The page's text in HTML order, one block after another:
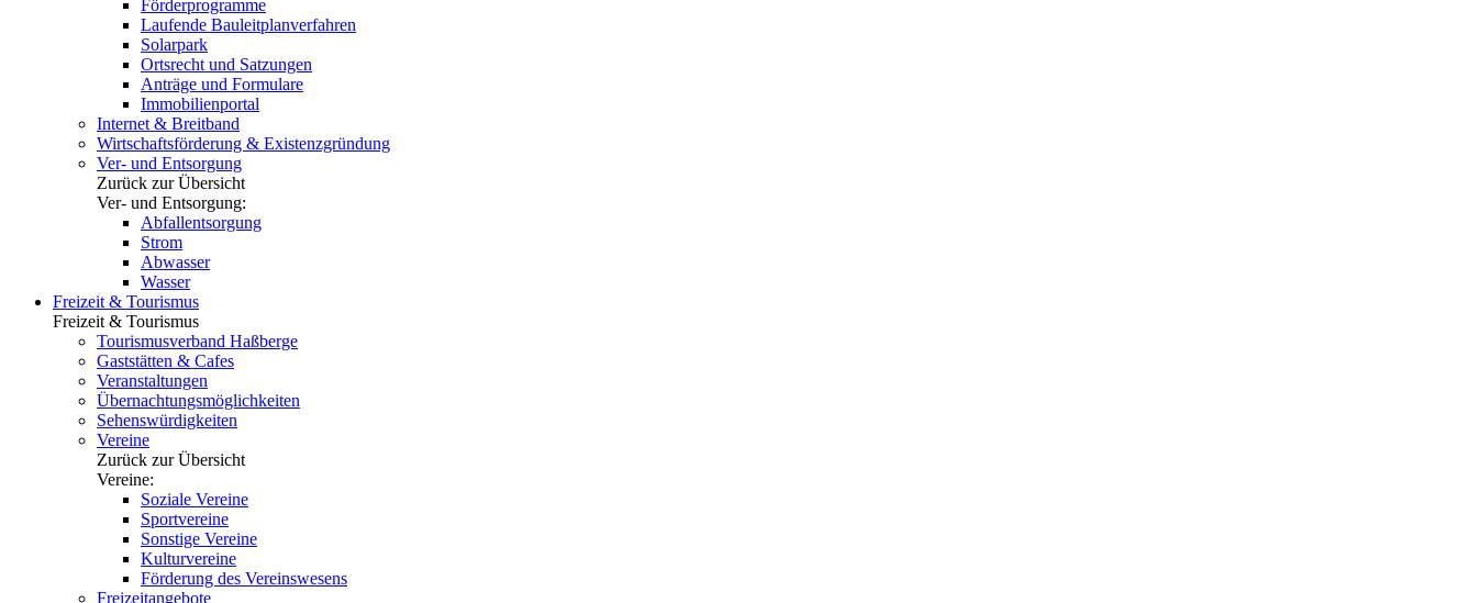
Förderprogramme
Laufende Bauleitplanverfahren
Solarpark
Ortsrecht und Satzungen
Anträge und Formulare
Immobilienportal
Internet & Breitband
Wirtschaftsförderung & Existenzgründung
Ver- und Entsorgung
Zurück zur Übersicht
Ver- und Entsorgung:
Abfallentsorgung
Strom
Abwasser
Wasser
Freizeit & Tourismus
Freizeit & Tourismus
Tourismusverband Haßberge
Gaststätten & Cafes
Veranstaltungen
Übernachtungsmöglichkeiten
Sehenswürdigkeiten
Vereine
Zurück zur Übersicht
Vereine:
Soziale Vereine
Sportvereine
Sonstige Vereine
Kulturvereine
Förderung des Vereinswesens
Freizeitangebote